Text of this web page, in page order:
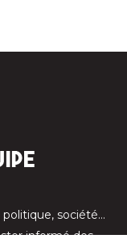
société…
informé des